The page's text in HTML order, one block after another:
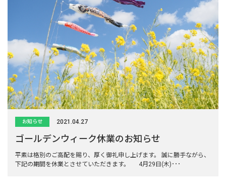
お知らせ 2021.04.27
ゴールデンウィーク休業のお知らせ
平素は格別のご高配を賜り、厚く御礼申し上げます。 誠に勝手ながら、
下記の期間を休業とさせていただきます。 4月29日(木)･･･